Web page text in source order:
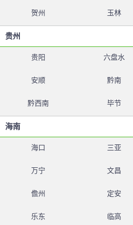
贺州 玉林
贵州
贵阳 六盘水
安顺 黔南
黔西南 毕节
海南
海口 三亚
万宁 文昌
儋州 定安
乐东 临高